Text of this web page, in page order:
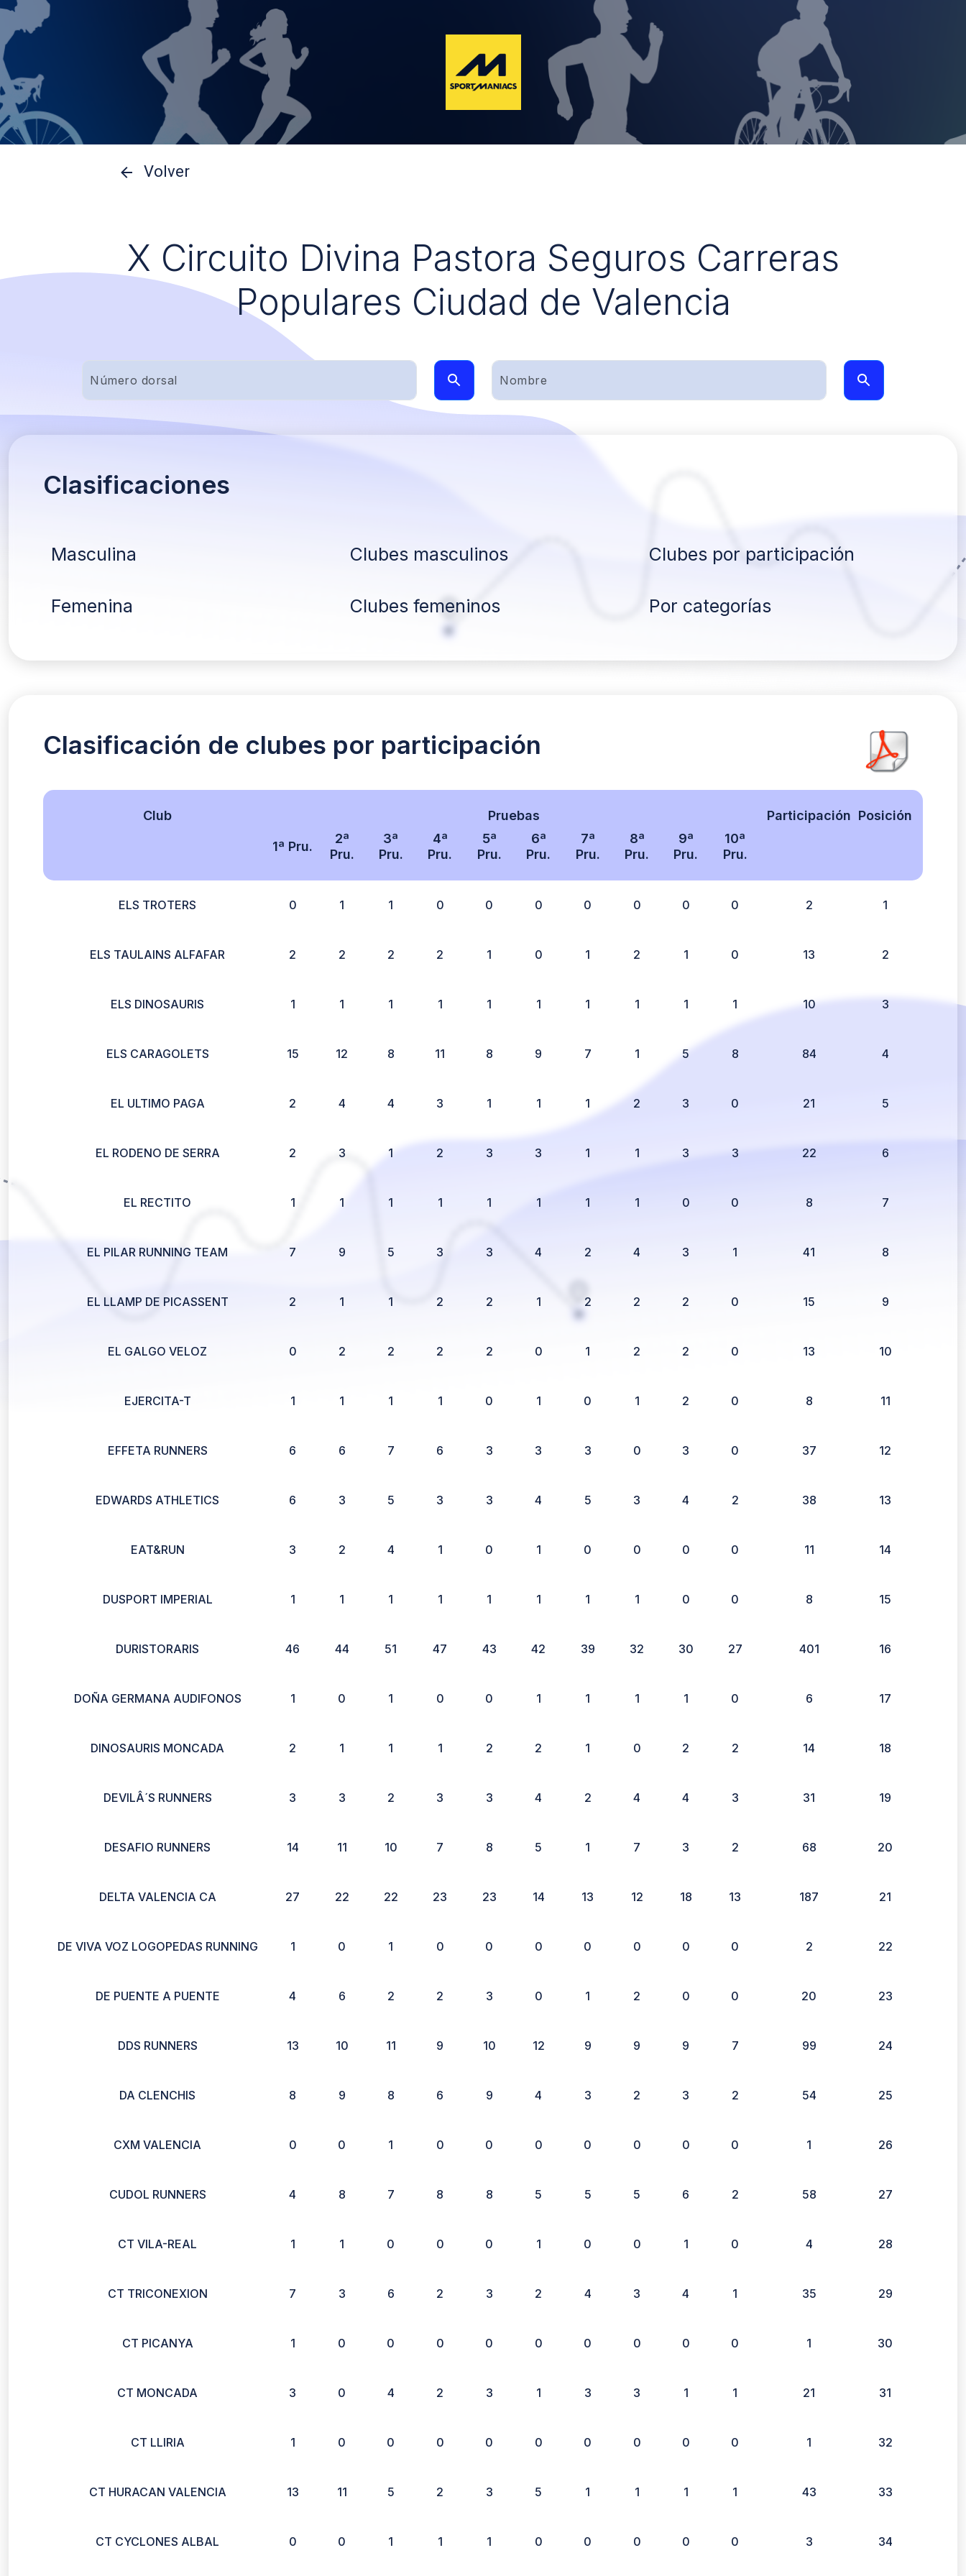
Volver
X Circuito Divina Pastora Seguros Carreras
Populares Ciudad de Valencia
Clasificaciones
Masculina Clubes masculinos Clubes por participación
Femenina Clubes femeninos Por categorías
Clasificación de clubes por participación
Club Pruebas
1ª Pru.
2ª
Pru.
3ª
Pru.
4ª
Pru.
5ª
Pru.
6ª
Pru.
7ª
Pru.
8ª
Pru.
9ª
Pru.
10ª
Pru.
Participación Posición
ELS TROTERS 0 1 1 0 0 0 0 0 0 0 2 1
ELS TAULAINS ALFAFAR 2 2 2 2 1 0 1 2 1 0 13 2
ELS DINOSAURIS 1 1 1 1 1 1 1 1 1 1 10 3
ELS CARAGOLETS 15 12 8 11 8 9 7 1 5 8 84 4
EL ULTIMO PAGA 2 4 4 3 1 1 1 2 3 0 21 5
EL RODENO DE SERRA 2 3 1 2 3 3 1 1 3 3 22 6
EL RECTITO 1 1 1 1 1 1 1 1 0 0 8 7
EL PILAR RUNNING TEAM 7 9 5 3 3 4 2 4 3 1 41 8
EL LLAMP DE PICASSENT 2 1 1 2 2 1 2 2 2 0 15 9
EL GALGO VELOZ 0 2 2 2 2 0 1 2 2 0 13 10
EJERCITA-T 1 1 1 1 0 1 0 1 2 0 8 11
EFFETA RUNNERS 6 6 7 6 3 3 3 0 3 0 37 12
EDWARDS ATHLETICS 6 3 5 3 3 4 5 3 4 2 38 13
EAT&RUN 3 2 4 1 0 1 0 0 0 0 11 14
DUSPORT IMPERIAL 1 1 1 1 1 1 1 1 0 0 8 15
DURISTORARIS 46 44 51 47 43 42 39 32 30 27 401 16
DOÑA GERMANA AUDIFONOS 1 0 1 0 0 1 1 1 1 0 6 17
DINOSAURIS MONCADA 2 1 1 1 2 2 1 0 2 2 14 18
DEVILÂ´S RUNNERS 3 3 2 3 3 4 2 4 4 3 31 19
DESAFIO RUNNERS 14 11 10 7 8 5 1 7 3 2 68 20
DELTA VALENCIA CA 27 22 22 23 23 14 13 12 18 13 187 21
DE VIVA VOZ LOGOPEDAS RUNNING 1 0 1 0 0 0 0 0 0 0 2 22
DE PUENTE A PUENTE 4 6 2 2 3 0 1 2 0 0 20 23
DDS RUNNERS 13 10 11 9 10 12 9 9 9 7 99 24
DA CLENCHIS 8 9 8 6 9 4 3 2 3 2 54 25
CXM VALENCIA 0 0 1 0 0 0 0 0 0 0 1 26
CUDOL RUNNERS 4 8 7 8 8 5 5 5 6 2 58 27
CT VILA-REAL 1 1 0 0 0 1 0 0 1 0 4 28
CT TRICONEXION 7 3 6 2 3 2 4 3 4 1 35 29
CT PICANYA 1 0 0 0 0 0 0 0 0 0 1 30
CT MONCADA 3 0 4 2 3 1 3 3 1 1 21 31
CT LLIRIA 1 0 0 0 0 0 0 0 0 0 1 32
CT HURACAN VALENCIA 13 11 5 2 3 5 1 1 1 1 43 33
CT CYCLONES ALBAL 0 0 1 1 1 0 0 0 0 0 3 34